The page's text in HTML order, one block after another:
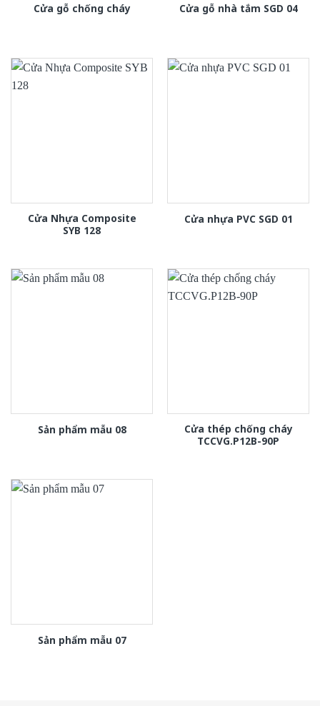
Cửa gỗ chống cháy Cửa gỗ nhà tắm SGD 04
Cửa Nhựa Composite
SYB 128
Cửa nhựa PVC SGD 01
Sản phẩm mẫu 08
Cửa thép chống cháy
TCCVG.P12B-90P
Sản phẩm mẫu 07